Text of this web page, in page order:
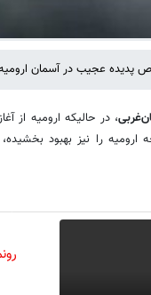
پدیده عجیب در آسمان
، در حالیکه ارومیه از
ارومیه را نیز بهبود